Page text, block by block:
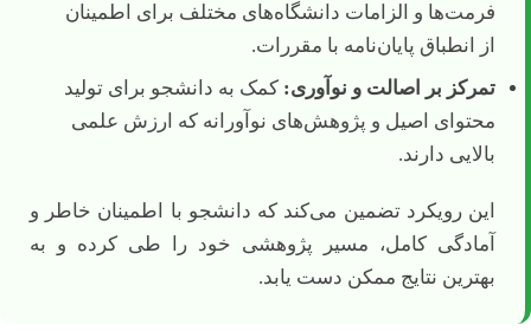
فرمت‌ها و الزامات دانشگاه‌های مختلف برای اطمینان
از انطباق پایان‌نامه با مقررات.
تمرکز بر اصالت و نوآوری: کمک به دانشجو برای تولید
محتوای اصیل و پژوهش‌های نوآورانه که ارزش علمی
بالایی دارند.
این رویکرد تضمین می‌کند که دانشجو با اطمینان خاطر و
آمادگی کامل، مسیر پژوهشی خود را طی کرده و به
بهترین نتایج ممکن دست یابد.